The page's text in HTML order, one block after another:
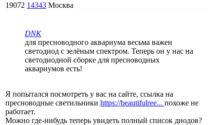
19072 14343 Москва
DNK
для пресноводного аквариума весьма важен
светодиод с зелёным спектром. Теперь он у нас на
светодиодной сборке для пресноводных
аквариумов есть!
Я попытался посмотреть у вас на сайте, ссылка на
пресноводные светильники https://beautifulree... похоже не
работает.
Можно где-нибудь теперь увидеть полный список диодов?